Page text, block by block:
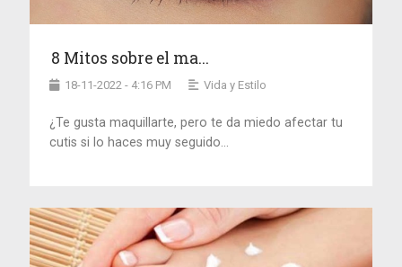
8 Mitos sobre el ma...
18-11-2022 - 4:16 PM Vida y Estilo
¿Te gusta maquillarte, pero te da miedo afectar tu
cutis si lo haces muy seguido...